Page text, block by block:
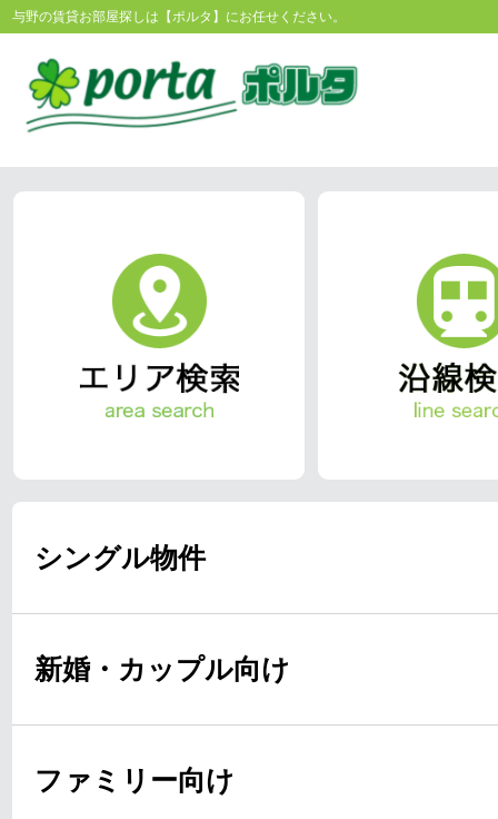
与野の賃貸お部屋探しは【ポルタ】にお任せください。
シングル物件
新婚・カップル向け
ファミリー向け